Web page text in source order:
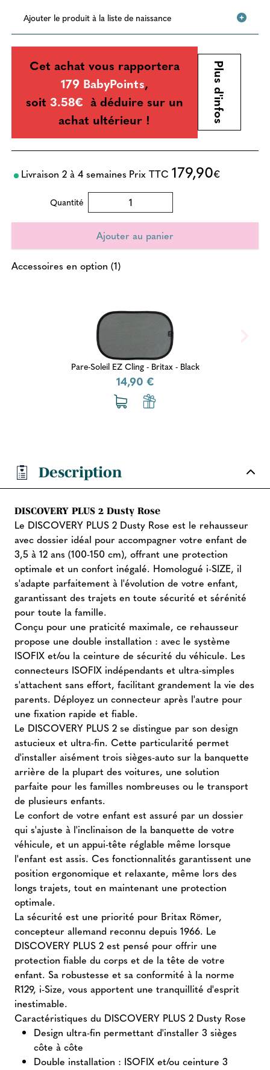
Ajouter le produit à la liste de naissance
Cet achat vous rapportera
179 BabyPoints,
soit 3.58€ à déduire sur un
achat ultérieur !
Plus d'infos
Livraison 2 à 4 semaines Prix TTC 179,90€
Quantité
Accessoires en option (1)
Pare-Soleil EZ Cling - Britax - Black
14,90 €
Description
DISCOVERY PLUS 2 Dusty Rose
Le DISCOVERY PLUS 2 Dusty Rose est le rehausseur
avec dossier idéal pour accompagner votre enfant de
3,5 à 12 ans (100-150 cm), offrant une protection
optimale et un confort inégalé. Homologué i-SIZE, il
s'adapte parfaitement à l'évolution de votre enfant,
garantissant des trajets en toute sécurité et sérénité
pour toute la famille.
Conçu pour une praticité maximale, ce rehausseur
propose une double installation : avec le système
ISOFIX et/ou la ceinture de sécurité du véhicule. Les
connecteurs ISOFIX indépendants et ultra-simples
s'attachent sans effort, facilitant grandement la vie des
parents. Déployez un connecteur après l'autre pour
une fixation rapide et fiable.
Le DISCOVERY PLUS 2 se distingue par son design
astucieux et ultra-fin. Cette particularité permet
d'installer aisément trois sièges-auto sur la banquette
arrière de la plupart des voitures, une solution
parfaite pour les familles nombreuses ou le transport
de plusieurs enfants.
Le confort de votre enfant est assuré par un dossier
qui s'ajuste à l'inclinaison de la banquette de votre
véhicule, et un appui-tête réglable même lorsque
l'enfant est assis. Ces fonctionnalités garantissent une
position ergonomique et relaxante, même lors des
longs trajets, tout en maintenant une protection
optimale.
La sécurité est une priorité pour Britax Römer,
concepteur allemand reconnu depuis 1966. Le
DISCOVERY PLUS 2 est pensé pour offrir une
protection fiable du corps et de la tête de votre
enfant. Sa robustesse et sa conformité à la norme
R129, i-Size, vous apportent une tranquillité d'esprit
inestimable.
Caractéristiques du DISCOVERY PLUS 2 Dusty Rose
Design ultra-fin permettant d'installer 3 sièges
côte à côte
Double installation : ISOFIX et/ou ceinture 3